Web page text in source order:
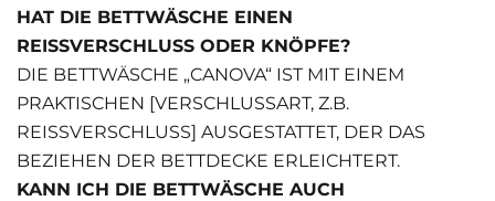
HAT DIE BETTWÄSCHE EINEN
REISSVERSCHLUSS ODER KNÖPFE?
DIE BETTWÄSCHE „CANOVA“ IST MIT EINEM
PRAKTISCHEN [VERSCHLUSSART, Z.B.
REISSVERSCHLUSS] AUSGESTATTET, DER DAS B
EZIEHEN DER BETTDECKE ERLEICHTERT.
KANN ICH DIE BETTWÄSCHE AUCH